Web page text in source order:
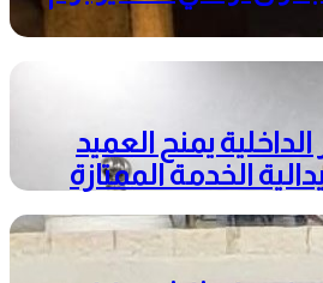
يمنح العميد
الخدمة الممتازة